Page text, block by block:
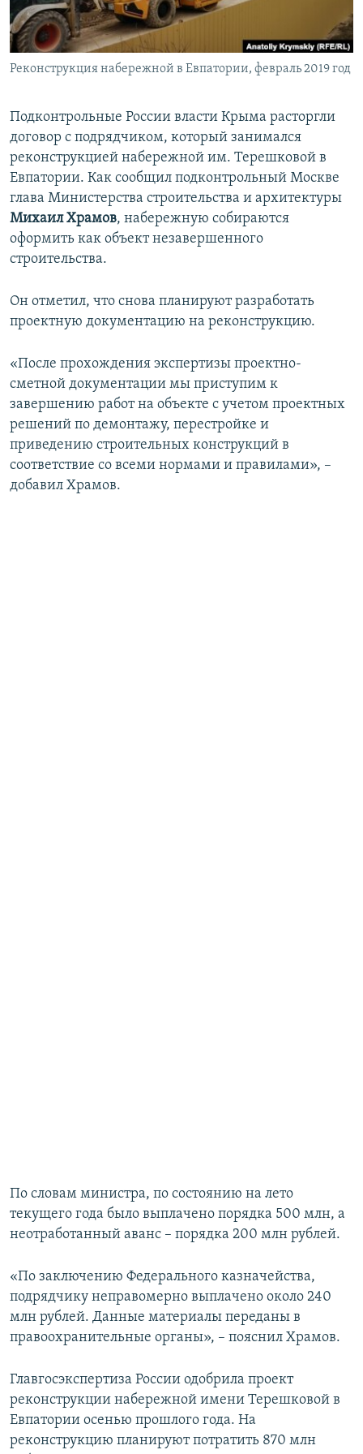
ПОБЕДИТЕЛЕЙ НЕ СУДЯТ?
КРЫМ.НЕПОКОРЕННЫЙ
ELIFBE
ПРИСОЕДИНЯЙТЕСЬ!
Все сайты RFE/RL
Реконструкция набережной в Евпатории, февраль 2019 год
Подконтрольные России власти Крыма расторгли
договор с подрядчиком, который занимался
реконструкцией набережной им. Терешковой в
Евпатории. Как сообщил подконтрольный Москве
глава Министерства строительства и архитектуры
Михаил Храмов, набережную собираются
оформить как объект незавершенного
строительства.
Он отметил, что снова планируют разработать
проектную документацию на реконструкцию.
«После прохождения экспертизы проектно-
сметной документации мы приступим к
завершению работ на объекте с учетом проектных
решений по демонтажу, перестройке и
приведению строительных конструкций в
соответствие со всеми нормами и правилами», –
добавил Храмов.
По словам министра, по состоянию на лето
текущего года было выплачено порядка 500 млн, а
неотработанный аванс – порядка 200 млн рублей.
«По заключению Федерального казначейства,
подрядчику неправомерно выплачено около 240
млн рублей. Данные материалы переданы в
правоохранительные органы», – пояснил Храмов.
Главгосэкспертиза России одобрила проект
реконструкции набережной имени Терешковой в
Евпатории осенью прошлого года. На
реконструкцию планируют потратить 870 млн